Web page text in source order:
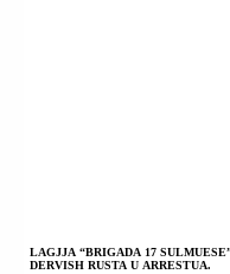
LAGJJA “BRIGADA 17
DERVISH RUSTA U ARRESTUA.